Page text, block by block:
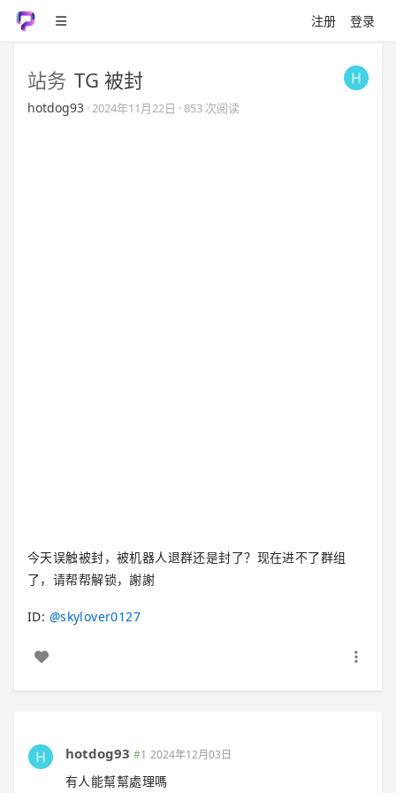
注册 登录
站务 TG 被封
hotdog93 ·2024年11月22日 · 853 次阅读
今天误触被封，被机器人退群还是封了？现在进不了群组
了，请帮帮解锁，謝謝
ID: @skylover0127
hotdog93 #1 2024年12月03日
有人能幫幫處理嗎